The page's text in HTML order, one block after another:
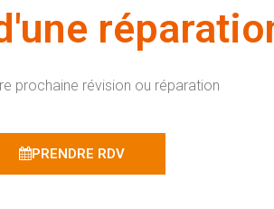
prochaine révision ou réparation
PRENDRE RDV